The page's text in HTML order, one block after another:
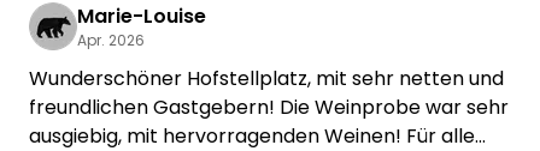
informativ.
Und die Nacht war ruhig.
Wir würden wieder kommen.
Vielen Dank für die Gastfreundschaft.
Marie-Louise
Apr. 2026
Wunderschöner Hofstellplatz, mit sehr netten und
freundlichen Gastgebern! Die Weinprobe war sehr
ausgiebig, mit hervorragenden Weinen! Für alle